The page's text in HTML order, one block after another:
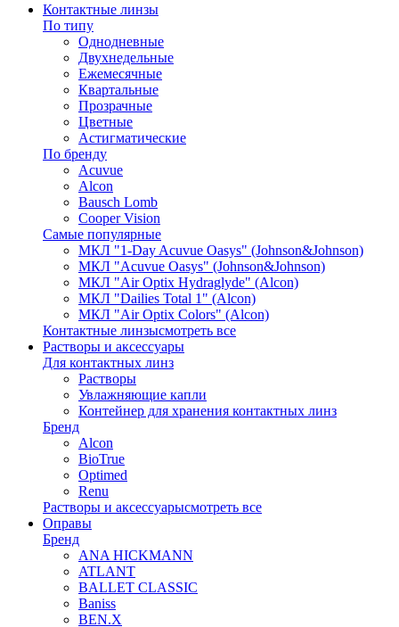
Контактные линзы
По типу
Однодневные
Двухнедельные
Ежемесячные
Квартальные
Прозрачные
Цветные
Астигматические
По бренду
Acuvue
Alcon
Bausch Lomb
Cooper Vision
Самые популярные
МКЛ "1-Day Acuvue Oasys" (Johnson&Johnson)
МКЛ "Acuvue Oasys" (Johnson&Johnson)
МКЛ "Air Optix Hydraglyde" (Alcon)
МКЛ "Dailies Total 1" (Alcon)
МКЛ "Air Optix Colors" (Alcon)
Контактные линзысмотреть все
Растворы и аксессуары
Для контактных линз
Растворы
Увлажняющие капли
Контейнер для хранения контактных линз
Бренд
Alcon
BioTrue
Optimed
Renu
Растворы и аксессуарысмотреть все
Оправы
Бренд
ANA HICKMANN
ATLANT
BALLET CLASSIC
Baniss
BEN.X